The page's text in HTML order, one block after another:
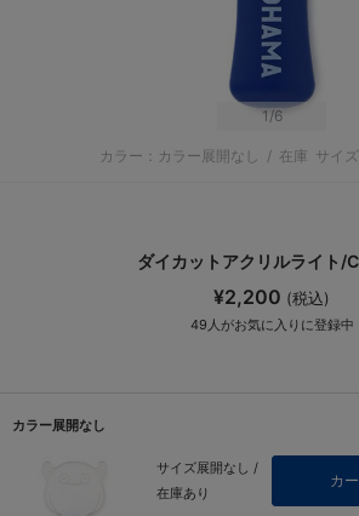
1 /6
カラー：カラー展開なし / 在庫 サイ
ダイカットアクリルライト/
¥2,200 (税込)
49 人がお気に入りに登録中
カラー展開なし
サイズ展開なし /
在庫あり
カ